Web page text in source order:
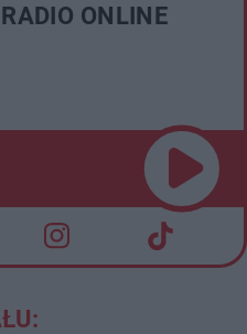
RADIO ONLINE